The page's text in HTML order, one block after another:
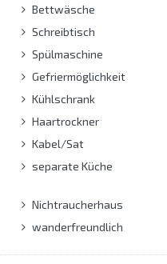
Bettwäsche
Schreibtisch
Spülmaschine
Gefriermöglichkeit
Kühlschrank
Haartrockner
Kabel/Sat
separate Küche
Nichtraucherhaus
wanderfreundlich